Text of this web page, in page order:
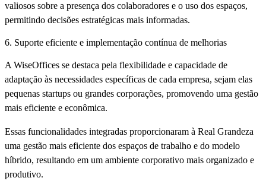
valiosos sobre a presença dos colaboradores e o uso dos espaços,
permitindo decisões estratégicas mais informadas.
6. Suporte eficiente e implementação contínua de melhorias
A WiseOffices se destaca pela flexibilidade e capacidade de
adaptação às necessidades específicas de cada empresa, sejam elas
pequenas startups ou grandes corporações, promovendo uma gestão
mais eficiente e econômica.
Essas funcionalidades integradas proporcionaram à Real Grandeza
uma gestão mais eficiente dos espaços de trabalho e do modelo
híbrido, resultando em um ambiente corporativo mais organizado e
produtivo.